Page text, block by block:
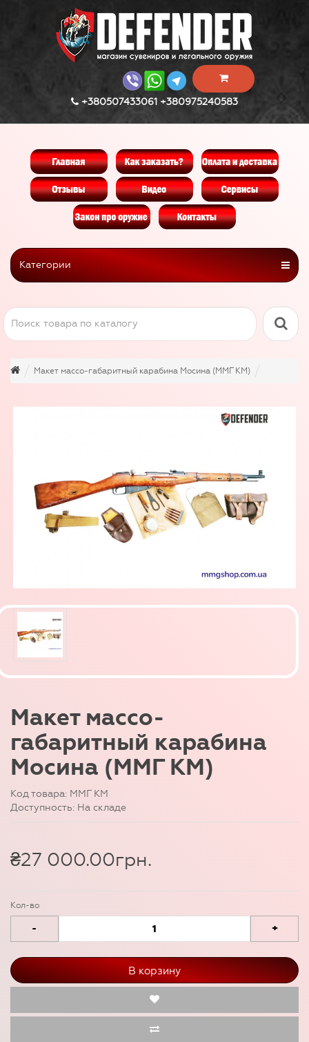
+380507433061 +380975240583
Категории
Макет массо-габаритный карабина Мосина (ММГ КМ)
Макет массо-
габаритный карабина
Мосина (ММГ КМ)
Код товара: ММГ КМ
Доступность: На складе
₴27 000.00грн.
Кол-во
- +
В корзину